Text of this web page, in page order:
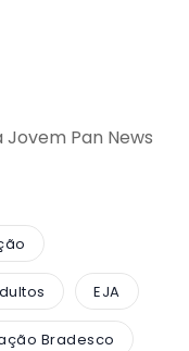
Pan News
EJA
Bradesco